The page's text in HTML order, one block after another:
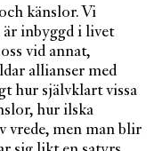
känslor. Vi
är inbyggd i livet
vid annat,
allianser med
hur självklart vissa
hur ilska
vrede, men man blir